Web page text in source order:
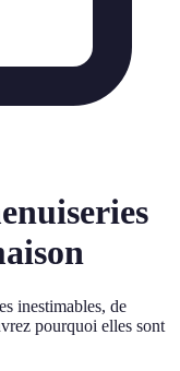
inestimables, de
pourquoi elles sont